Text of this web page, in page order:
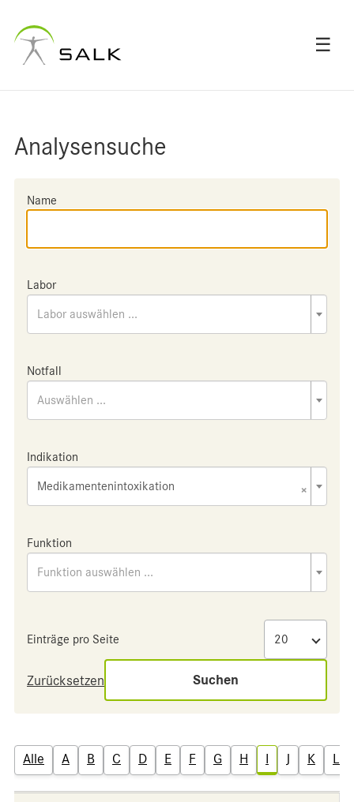
☰
Analysensuche
Name
Labor
Labor auswählen ...
Notfall
Auswählen ...
Indikation
×
Medikamentenintoxikation
Funktion
Funktion auswählen ...
Einträge pro Seite
Zurücksetzen Suchen
Alle A B C D E F G H I J K L